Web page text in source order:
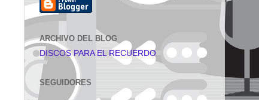
ARCHIVO DEL BLOG
DISCOS PARA EL RECUERDO
SEGUIDORES